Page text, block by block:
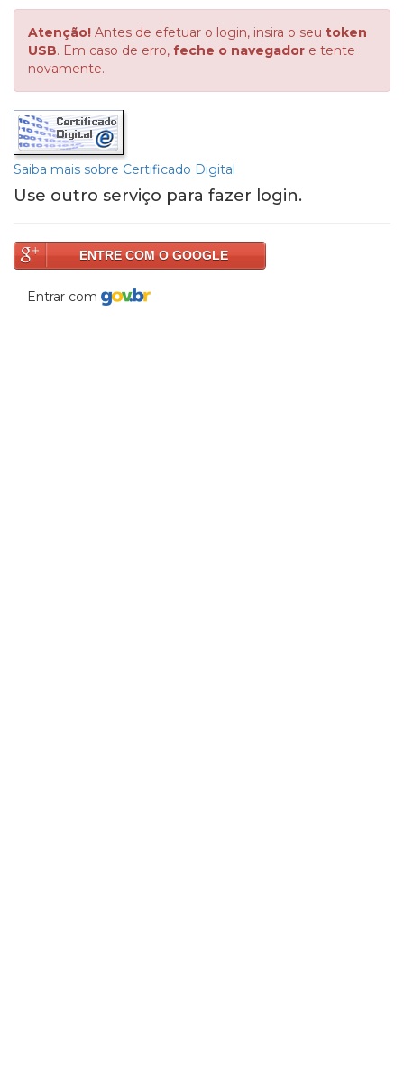
Atenção! Antes de efetuar o login, insira o seu token
USB. Em caso de erro, feche o navegador e tente
novamente.
Saiba mais sobre Certificado Digital
Use outro serviço para fazer login.
ENTRE COM O GOOGLE
Entrar com